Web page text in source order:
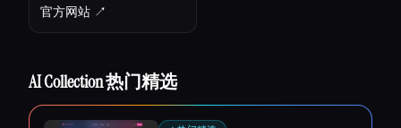
官方网站 ↗︎
AI Collection 热门精选